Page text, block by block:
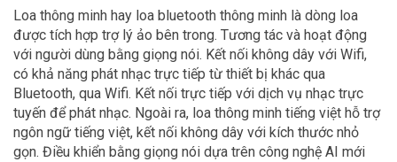
Loa thông minh hay loa bluetooth thông minh là dòng loa
được tích hợp trợ lý ảo bên trong. Tương tác và hoạt động
với người dùng bằng giọng nói. Kết nối không dây với Wifi,
có khả năng phát nhạc trực tiếp từ thiết bị khác qua
Bluetooth, qua Wifi. Kết nối trực tiếp với dịch vụ nhạc trực
tuyến để phát nhạc. Ngoài ra, loa thông minh tiếng việt hỗ trợ
ngôn ngữ tiếng việt, kết nối không dây với kích thước nhỏ
gọn. Điều khiển bằng giọng nói dựa trên công nghệ AI mới